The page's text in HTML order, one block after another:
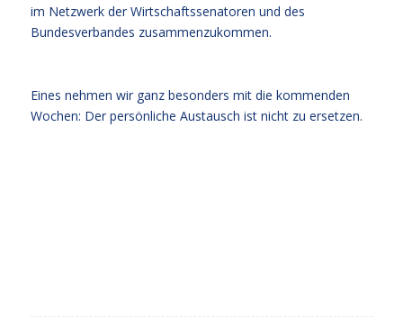
im Netzwerk der Wirtschaftssenatoren und des
Bundesverbandes zusammenzukommen.
Eines nehmen wir ganz besonders mit die kommenden
Wochen: Der persönliche Austausch ist nicht zu ersetzen.